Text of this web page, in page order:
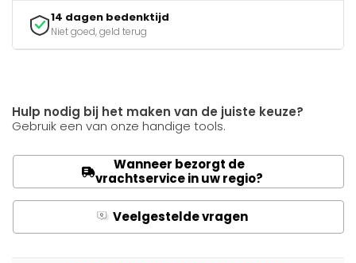
14 dagen bedenktijd
Niet goed, geld terug
Hulp nodig bij het maken van de juiste keuze?
Gebruik een van onze handige tools.
Wanneer bezorgt de
vrachtservice in uw regio?
Q Veelgestelde vragen